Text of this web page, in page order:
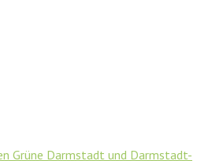
Grüne Darmstadt und Darmstadt-